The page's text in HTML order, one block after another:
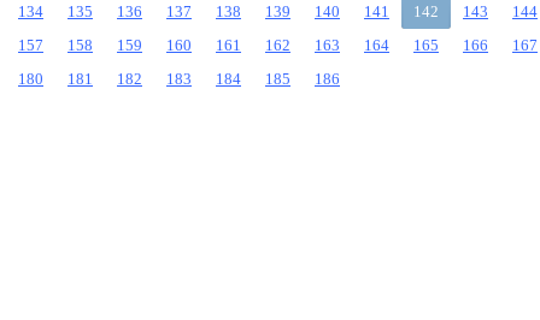
134
135 136 137 138 139 140 141 142 143
144
157
158 159 160 161 162 163 164 165 166
167
180
181 182 183 184 185 186